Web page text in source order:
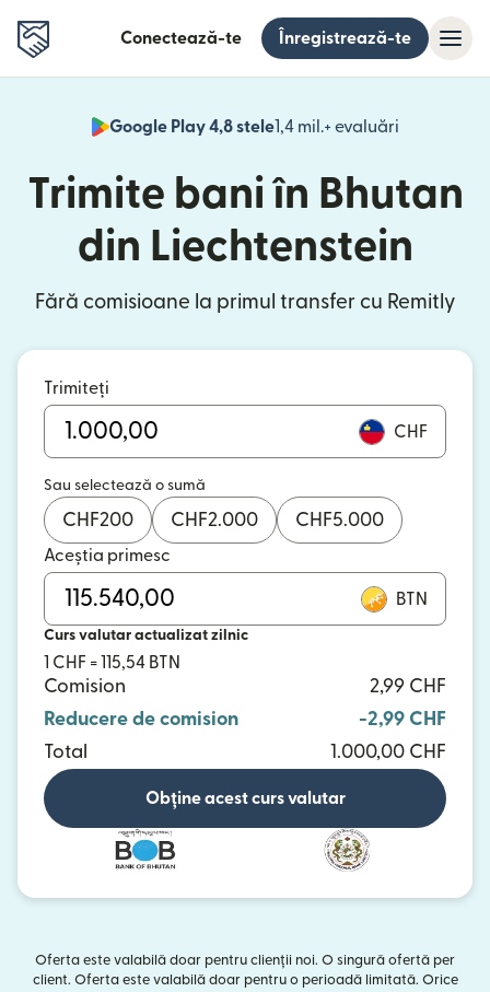
Conectează-te Înregistrează-te
Google Play 4,8 stele1,4 mil.+ evaluări
(se
Trimite bani în Bhutan
din Liechtenstein
Fără comisioane la primul transfer cu Remitly
Trimiteți
CHF
Sau selectează o sumă
CHF200 CHF2.000 CHF5.000
Aceștia primesc
BTN
Curs valutar actualizat zilnic
1 CHF = 115,54 BTN
Comision
2,99 CHF
Reducere de comision
-2,99 CHF
Total
1.000,00 CHF
Obține acest curs valutar
Oferta este valabilă doar pentru clienții noi. O singură ofertă per
client. Oferta este valabilă doar pentru o perioadă limitată. Orice